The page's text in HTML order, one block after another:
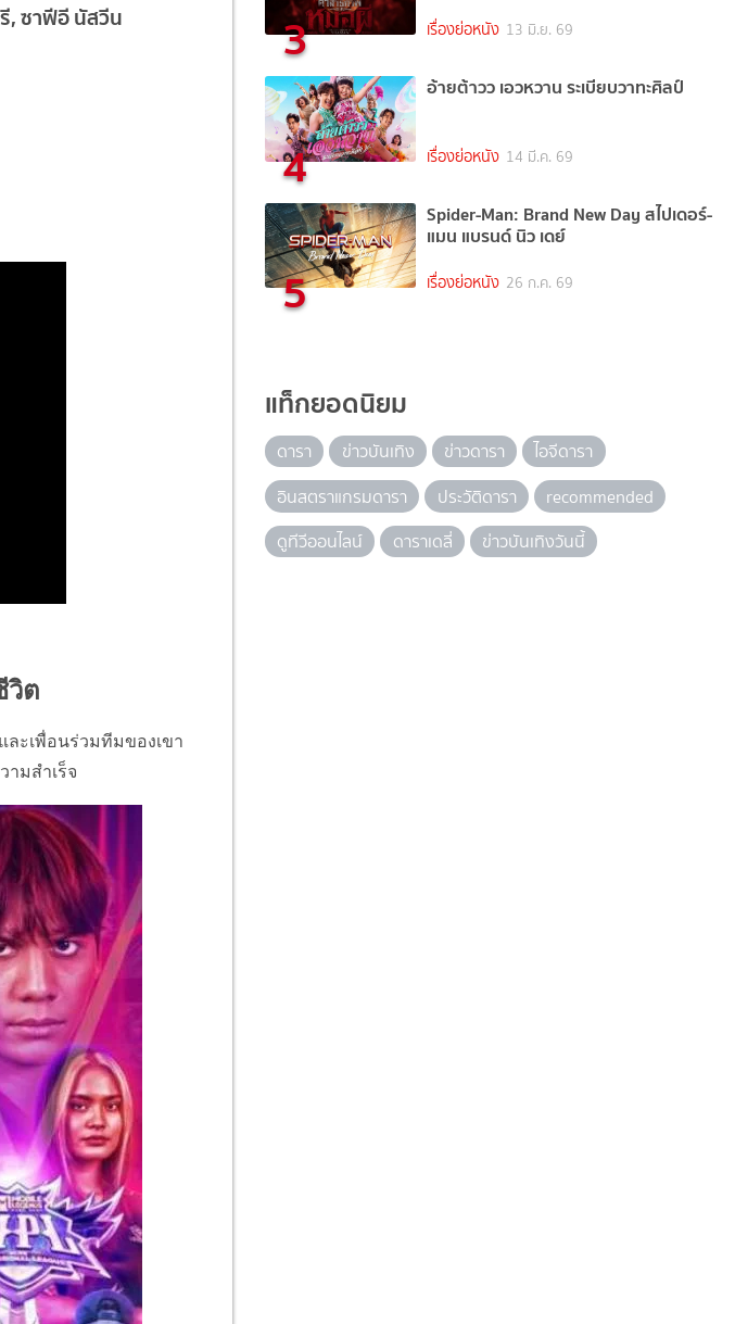
, ซาฟีอี นัสวีน
วิต
ละเพื่อนร่วมทีมของเขา
มสำเร็จ
3 เรื่องย่อหนัง 13 มิ.ย. 69
4
อ้ายต้าวว เอวหวาน ระเบียบวาทะศิลป์
เรื่องย่อหนัง 14 มี.ค. 69
5
Spider-Man: Brand New Day สไปเดอร์-
แมน แบรนด์ นิว เดย์
เรื่องย่อหนัง 26 ก.ค. 69
แท็กยอดนิยม
ดารา ข่าวบันเทิง ข่าวดารา
ไอจีดารา
อินสตราแกรมดารา
ประวัติดารา
recommended
ดูทีวีออนไลน์
ดาราเดลี่ ข่าวบันเทิงวันนี้